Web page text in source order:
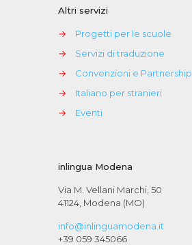
Altri servizi
→
Progetti per le scuole
→
Servizi di traduzione
→
Convenzioni e Partnership
→
Italiano per stranieri
→
Eventi
inlingua Modena
Via M. Vellani Marchi, 50
41124, Modena (MO)
info@inlinguamodena.it
+39 059 345066